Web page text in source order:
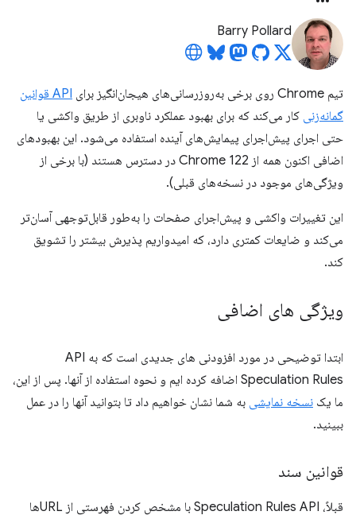
Barry Pollard
تیم Chrome روی برخی به‌روزرسانی‌های هیجان‌انگیز برای
API قوانین
گمانه‌زنی کار می‌کند که برای بهبود عملکرد ناوبری از طریق واکشی یا
حتی اجرای پیش‌اجرای پیمایش‌های آینده استفاده می‌شود. این بهبودهای
اضافی اکنون همه از Chrome 122 در دسترس هستند (با برخی از
ویژگی‌های موجود در نسخه‌های قبلی).
این تغییرات واکشی و پیش‌اجرای صفحات را به‌طور قابل‌توجهی آسان‌تر
می‌کند و ضایعات کمتری دارد، که امیدواریم پذیرش بیشتر را تشویق
کند.
ویژگی های اضافی
ابتدا توضیحی در مورد افزودنی های جدیدی است که به API
Speculation Rules اضافه کرده ایم و نحوه استفاده از آنها. پس از این،
ما یک نسخه نمایشی به شما نشان خواهیم داد تا بتوانید آنها را در عمل
ببینید.
قوانین سند
قبلاً، Speculation Rules API با مشخص کردن فهرستی از URLها